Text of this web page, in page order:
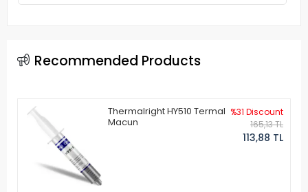
Recommended Products
Thermalright HY510 Termal
Macun
%31 Discount
165,13 TL
113,88 TL